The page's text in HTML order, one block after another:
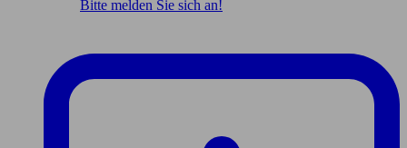
Bitte melden Sie sich an!